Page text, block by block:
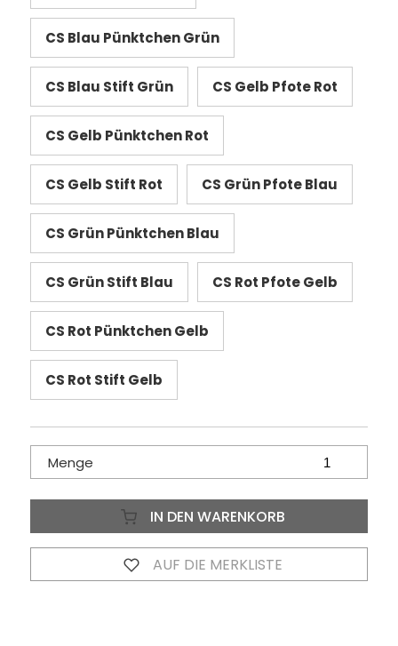
CS Blau Pünktchen Grün
CS Blau Stift Grün CS Gelb Pfote Rot
CS Gelb Pünktchen Rot
CS Gelb Stift Rot CS Grün Pfote Blau
CS Grün Pünktchen Blau
CS Grün Stift Blau CS Rot Pfote Gelb
CS Rot Pünktchen Gelb
CS Rot Stift Gelb
Menge
IN DEN WARENKORB
AUF DIE MERKLISTE